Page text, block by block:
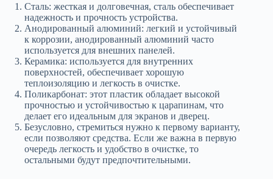
Сталь: жесткая и долговечная, сталь обеспечивает
надежность и прочность устройства.
Анодированный алюминий: легкий и устойчивый
к коррозии, анодированный алюминий часто
используется для внешних панелей.
Керамика: используется для внутренних
поверхностей, обеспечивает хорошую
теплоизоляцию и легкость в очистке.
Поликарбонат: этот пластик обладает высокой
прочностью и устойчивостью к царапинам, что
делает его идеальным для экранов и дверец.
Безусловно, стремиться нужно к первому варианту,
если позволяют средства. Если же важна в первую
очередь легкость и удобство в очистке, то
остальными будут предпочтительными.